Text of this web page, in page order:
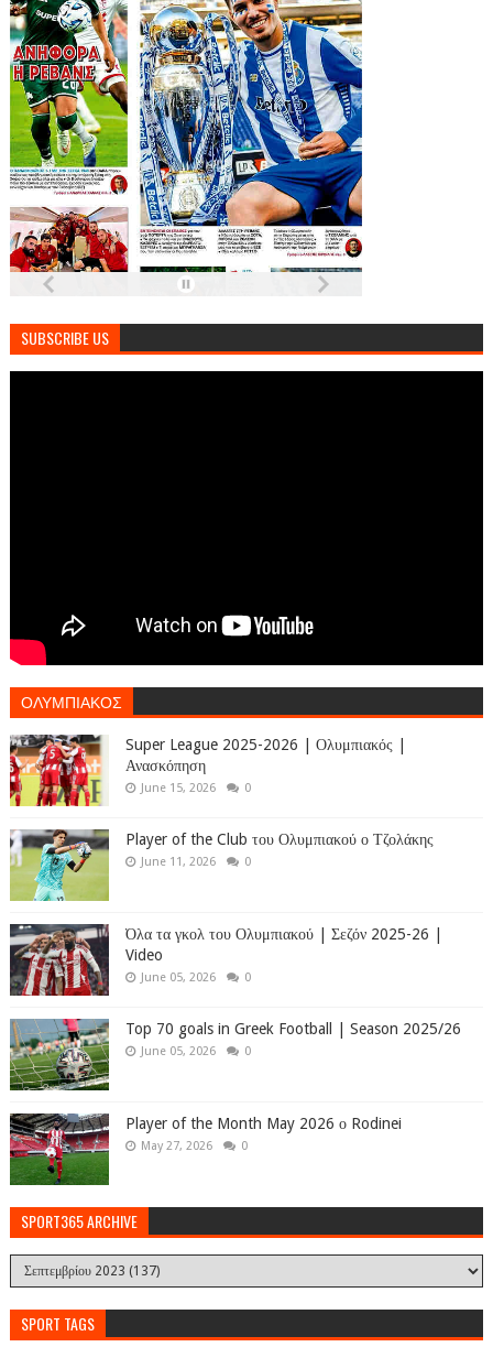
SUBSCRIBE US
ΟΛΥΜΠΙΑΚΟΣ
Super League 2025-2026 | Ολυμπιακός |
Ανασκόπηση
June 15, 2026 0
Player of the Club του Ολυμπιακού ο Τζολάκης
June 11, 2026 0
Όλα τα γκολ του Ολυμπιακού | Σεζόν 2025-26 |
Video
June 05, 2026 0
Top 70 goals in Greek Football | Season 2025/26
June 05, 2026 0
Player of the Month May 2026 ο Rodinei
May 27, 2026 0
SPORT365 ARCHIVE
SPORT TAGS